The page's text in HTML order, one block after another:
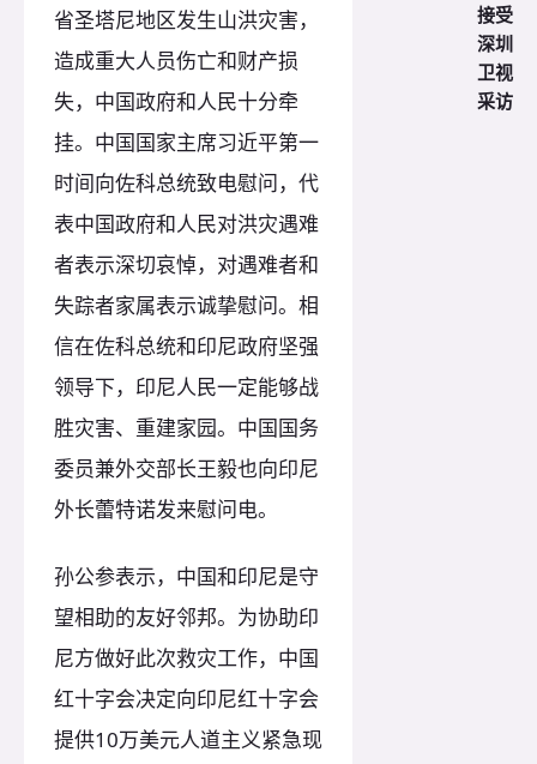
省圣塔尼地区发生山洪灾害，
造成重大人员伤亡和财产损
失，中国政府和人民十分牵
挂。中国国家主席习近平第一
时间向佐科总统致电慰问，代
表中国政府和人民对洪灾遇难
者表示深切哀悼，对遇难者和
失踪者家属表示诚挚慰问。相
信在佐科总统和印尼政府坚强
领导下，印尼人民一定能够战
胜灾害、重建家园。中国国务
委员兼外交部长王毅也向印尼
外长蕾特诺发来慰问电。
孙公参表示，中国和印尼是守
望相助的友好邻邦。为协助印
尼方做好此次救灾工作，中国
红十字会决定向印尼红十字会
提供10万美元人道主义紧急现
接受
深圳
卫视
采访